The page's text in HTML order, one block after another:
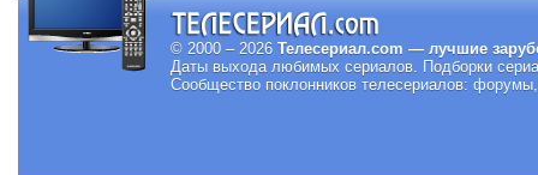
© 2000 – 2026 Телесериал.com — лучшие
Даты выхода любимых сериалов. Подборки
Сообщество поклонников телесериалов: